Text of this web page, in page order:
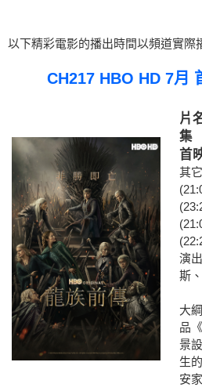
以下精彩電影的播出時間以頻道實際
CH217 HBO HD 7月
片
集
首
其
演
斯
大
品
景
生
安